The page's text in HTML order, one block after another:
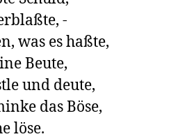
-
was es haßte,
Beute,
und deute,
das Böse,
löse.